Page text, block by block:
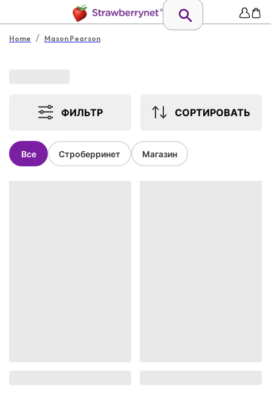
Home / Mason Pearson
ФИЛЬТР СОРТИРОВАТЬ
Все Строберринет Магазин